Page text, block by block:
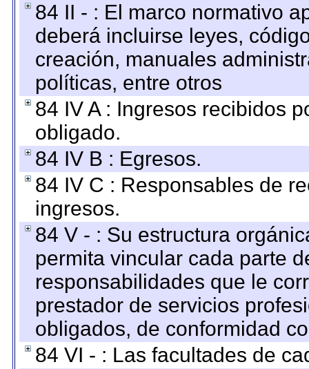
84 II - : El marco normativo
deberá incluirse leyes,
creación, manuales
políticas, entre otros
84 IV A : Ingresos recibidos
obligado.
84 IV B : Egresos.
84 IV C : Responsables de
ingresos.
84 V - : Su estructura
permita vincular cada parte
responsabilidades que le
prestador de servicios
obligados, de conformidad
84 VI - : Las facultades de